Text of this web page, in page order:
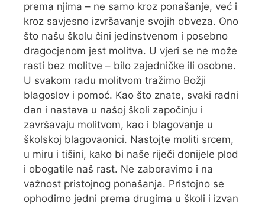
prema njima – ne samo kroz ponašanje, već i
kroz savjesno izvršavanje svojih obveza. Ono
što našu školu čini jedinstvenom i posebno
dragocjenom jest molitva. U vjeri se ne može
rasti bez molitve – bilo zajedničke ili osobne.
U svakom radu molitvom tražimo Božji
blagoslov i pomoć. Kao što znate, svaki radni
dan i nastava u našoj školi započinju i
završavaju molitvom, kao i blagovanje u
školskoj blagovaonici. Nastojte moliti srcem,
u miru i tišini, kako bi naše riječi donijele plod
i obogatile naš rast. Ne zaboravimo i na
važnost pristojnog ponašanja. Pristojno se
ophodimo jedni prema drugima u školi i izvan